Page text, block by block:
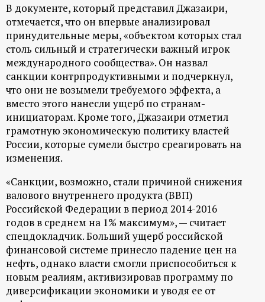
о
н
н
ы
й
п
о
р
т
а
В документе, который представил Джазаири,
отмечается, что он впервые анализировал
принудительные меры, «объектом которых стал
столь сильный и стратегически важный игрок
международного сообщества». Он назвал
санкции контрпродуктивными и подчеркнул,
что они не возымели требуемого эффекта, а
вместо этого нанесли ущерб по странам-
инициаторам. Кроме того, Джазаири отметил
грамотную экономическую политику властей
России, которые сумели быстро среагировать на
изменения.
«Санкции, возможно, стали причиной снижения
валового внутреннего продукта (ВВП)
Российской Федерации в период 2014-2016
годов в среднем на 1% максимум», — считает
спецдокладчик. Больший ущерб российской
финансовой системе принесло падение цен на
нефть, однако власти смогли приспособиться к
новым реалиям, активизировав программу по
диверсификации экономики и уводя ее от